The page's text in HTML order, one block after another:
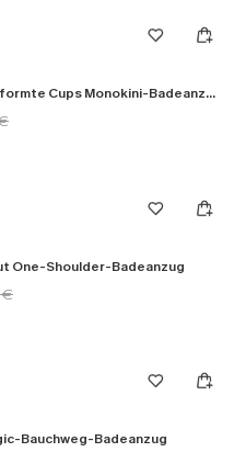
Schwarzer Vorgeformte Cups Monokini-Badeanzug
One-Shoulder-Badeanzug
€
Bauchweg-Badeanzug